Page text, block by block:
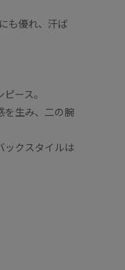
も優れ、汗ば
ース。
を生み、二の腕
ックスタイルは